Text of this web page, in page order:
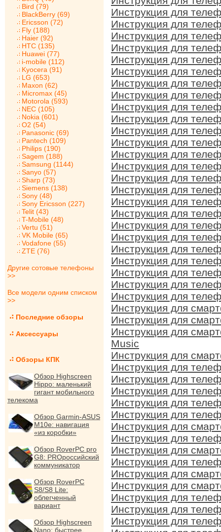
Bird (79)
BlackBerry (69)
Ericsson (72)
Fly (188)
Haier (92)
HTC (135)
Huawei (77)
i-mobile (112)
Kyocera (91)
LG (653)
Maxon (62)
Micromax (45)
Motorola (593)
NEC (105)
Nokia (601)
O2 (54)
Panasonic (69)
Pantech (109)
Philips (190)
Sagem (188)
Samsung (1144)
Sanyo (57)
Sharp (73)
Siemens (138)
Sony (48)
Sony Ericsson (227)
Telit (43)
T-Mobile (48)
Vertu (51)
VK Mobile (65)
Vodafone (55)
ZTE (76)
Другие сотовые телефоны
>>
Все модели одним списком
>>
Последние обзоры
Аксессуары
Обзоры КПК
Обзор Highscreen
Hippo: маленький
гигант мобильного
телекома
Обзор Garmin-ASUS
M10e: навигация
«из коробки»
Обзор RoverPC pro
G8: PROроссийский
коммуникатор
Обзор RoverPC
S8/S8 Lite:
облегченный
вариант
Обзор Highscreen
Nano: быстрее,
Инструкция для
Инструкция для
Инструкция для
Инструкция для
Инструкция для
Инструкция для
Инструкция для
Инструкция для
Инструкция для
Инструкция для
Инструкция для
Инструкция для
Инструкция для
Инструкция для
Инструкция для
Инструкция для
Инструкция для
Инструкция для
Инструкция для
Инструкция для
Инструкция для
Инструкция для
Инструкция для
Инструкция для
Инструкция для
Инструкция для
Инструкция для
Инструкция для
Music
Инструкция для
Инструкция для
Инструкция для
Инструкция для
Инструкция для
Инструкция для
Инструкция для
Инструкция для
Инструкция для
Инструкция для
Инструкция для
Инструкция для
Инструкция для
Инструкция для
Инструкция для